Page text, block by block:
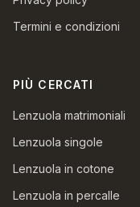
Termini e condizioni
PIÙ CERCATI
Lenzuola matrimoniali
Lenzuola singole
Lenzuola in cotone
Lenzuola in percalle